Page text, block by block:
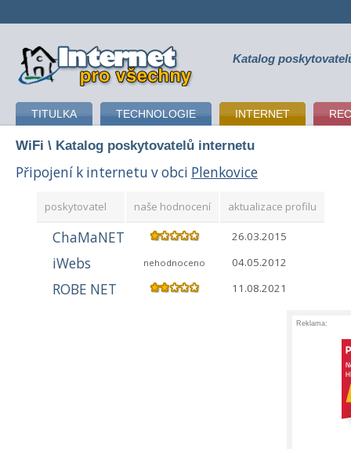
připojení k internetu Katalog
TITULKA TECHNOLOGIE INTERNET
WiFi \ Katalog poskytovatelů internetu
Připojení k internetu v obci Plenkovice
poskytovatel naše hodnocení aktualizace profilu
ChaMaNET 26.03.2015
iWebs nehodnoceno 04.05.2012
ROBE NET 11.08.2021
Reklama: